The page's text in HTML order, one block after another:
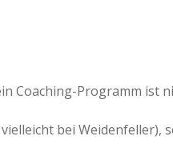
Coaching-Programm ist
bei